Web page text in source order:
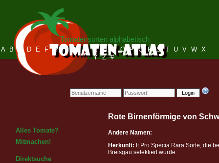
Login
Tomatensorten alphabetisch
A B C D E F G H I J K L M N O P Q R S T U V W X
Y Z #
Alles Tomate?
Mitmachen!
Direktsuche
Rote Birnenförmige von
Andere Namen:
Herkunft: lt Pro Specia Rara Sorte, die
Breisgau selektiert wurde